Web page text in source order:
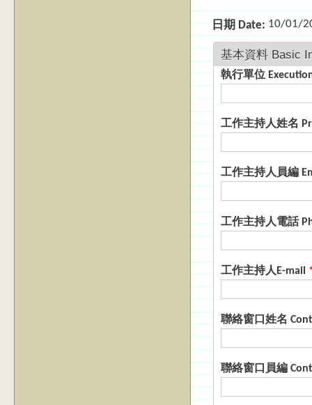
日期 Date:10/01/
基本資料 Basic
執行單位
工作主持人姓名
工作主持人員編
工作主持人電話
工作主持人E-mail
聯絡窗口姓名
聯絡